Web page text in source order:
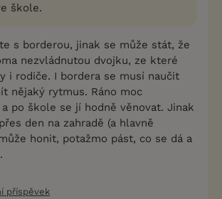
škole.
s borderou, jinak se může stát, že
nezvládnutou dvojku, ze které
i rodiče. I bordera se musí naučit
nějaký rytmus. Ráno moc
po škole se jí hodně věnovat. Jinak
den na zahradě (a hlavně
honit, potažmo pást, co se dá a
příspěvek